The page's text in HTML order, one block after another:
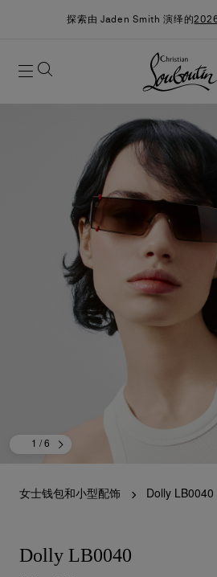
探索由 Jaden Smith 演绎的
1 / 6
女士钱包和小型配饰 Dolly LB0040
Dolly LB0040